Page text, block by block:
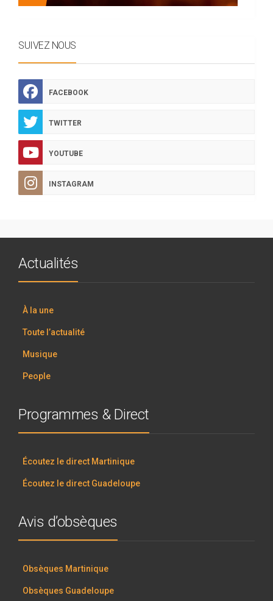
SUIVEZ NOUS
FACEBOOK
TWITTER
YOUTUBE
INSTAGRAM
Actualités
À la une
Toute l’actualité
Musique
People
Programmes & Direct
Écoutez le direct Martinique
Écoutez le direct Guadeloupe
Avis d’obsèques
Obsèques Martinique
Obsèques Guadeloupe